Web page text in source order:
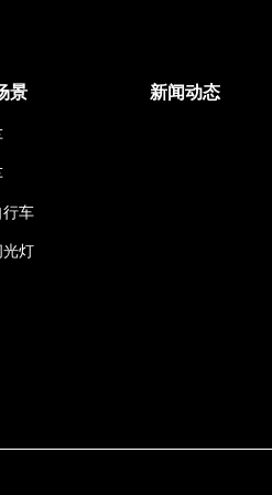
景
行车
光灯
新闻动态